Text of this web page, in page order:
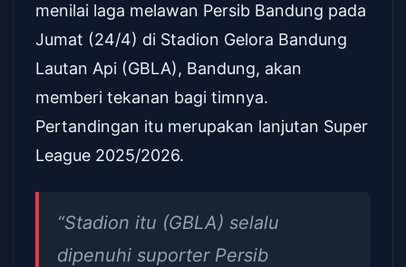
menilai laga melawan Persib Bandung pada
Jumat (24/4) di Stadion Gelora Bandung
Lautan Api (GBLA), Bandung, akan
memberi tekanan bagi timnya.
Pertandingan itu merupakan lanjutan Super
League 2025/2026.
“Stadion itu (GBLA) selalu
dipenuhi suporter Persib